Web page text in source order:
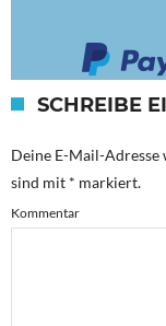
SCHREIBE
Deine E-Mail-
sind mit * markiert.
Kommentar